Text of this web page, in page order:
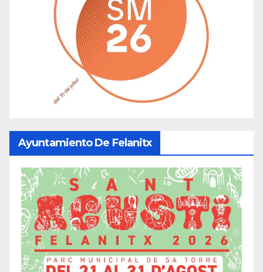
Ayuntamiento De Felanitx